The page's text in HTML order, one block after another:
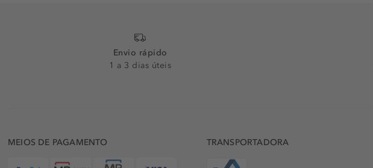
Envio rápido
1 a 3 dias úteis
MEIOS DE PAGAMENTO TRANSPORTADORA